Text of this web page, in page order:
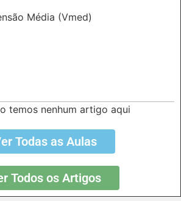
Média (Vmed)
temos nenhum artigo aqui
Todas as Aulas
Todos os Artigos